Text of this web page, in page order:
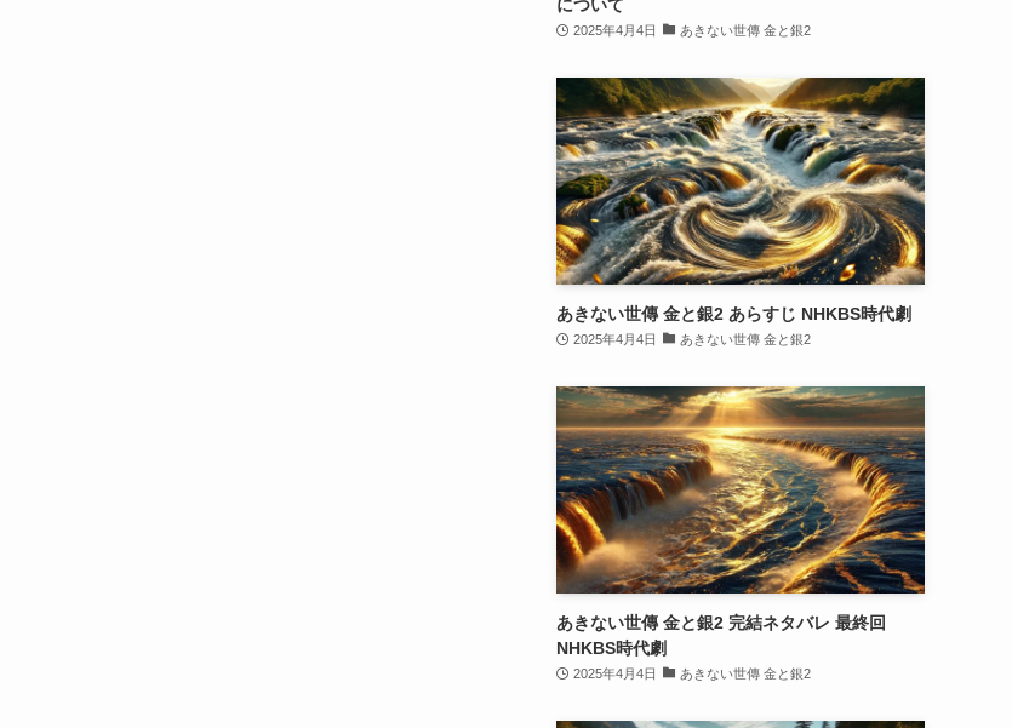
について
2025年4月4日 あきない世傳 金と銀2
あきない世傳 金と銀2 あらすじ NHKBS時代劇
2025年4月4日 あきない世傳 金と銀2
あきない世傳 金と銀2 完結ネタバレ 最終回
NHKBS時代劇
2025年4月4日 あきない世傳 金と銀2